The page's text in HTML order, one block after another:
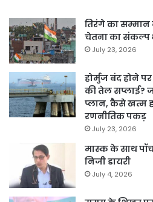
तिरंगे का सम्मान
चेतना का संकल्प
July 23, 2026
होर्मुज बंद होने
की तेल सप्लाई?
प्लान, कैसे खत्म
रणनीतिक पकड़
July 23, 2026
मास्क के साथ
निजी डायरी
July 4, 2026